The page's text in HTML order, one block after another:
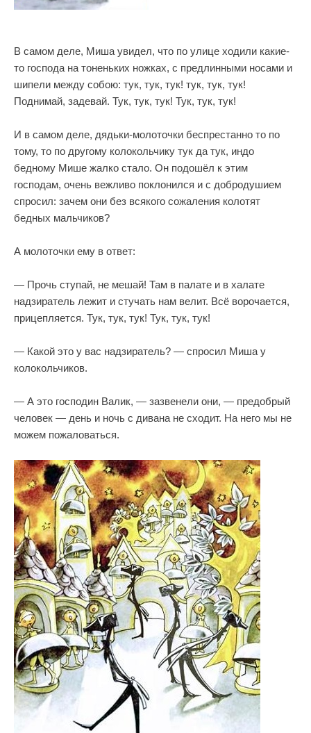
В самом деле, Миша увидел, что по улице ходили какие-
то господа на тоненьких ножках, с предлинными носами и
шипели между собою: тук, тук, тук! тук, тук, тук!
Поднимай, задевай. Тук, тук, тук! Тук, тук, тук!
И в самом деле, дядьки-молоточки беспрестанно то по
тому, то по другому колокольчику тук да тук, индо
бедному Мише жалко стало. Он подошёл к этим
господам, очень вежливо поклонился и с добродушием
спросил: зачем они без всякого сожаления колотят
бедных мальчиков?
А молоточки ему в ответ:
— Прочь ступай, не мешай! Там в палате и в халате
надзиратель лежит и стучать нам велит. Всё ворочается,
прицепляется. Тук, тук, тук! Тук, тук, тук!
— Какой это у вас надзиратель? — спросил Миша у
колокольчиков.
— А это господин Валик, — зазвенели они, — предобрый
человек — день и ночь с дивана не сходит. На него мы не
можем пожаловаться.